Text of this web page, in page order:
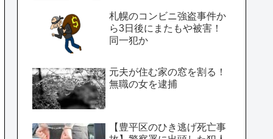
札幌のコンビニ強盗事件か
ら3日後にまたもや被害！
同一犯か
元夫が住む家の窓を割る！
無職の女を逮捕
【豊平区のひき逃げ死亡事